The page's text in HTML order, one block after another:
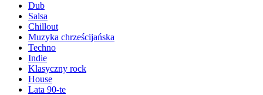
Dub
Salsa
Chillout
Muzyka chrześcijańska
Techno
Indie
Klasyczny rock
House
Lata 90-te